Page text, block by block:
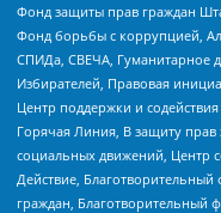
Фонд защиты прав граждан
Фонд борьбы с коррупцией,
СПИДа, СВЕЧА, Гуманитарное
Избирателей, Правовая
Центр поддержки и
Горячая Линия, В защиту прав
социальных движений, Центр
Действие,
граждан,